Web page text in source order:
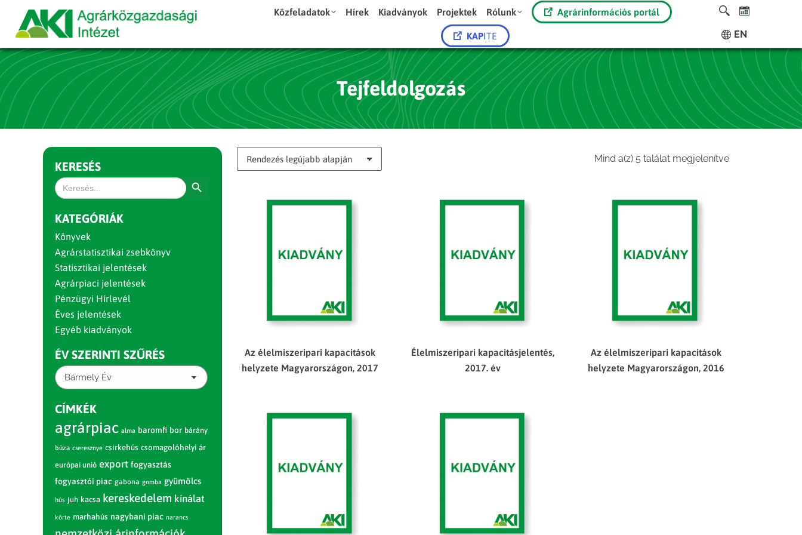
Közfeladatok Hírek Kiadványok Projektek Rólunk Agrárinformációs portál
KAPITE EN
Tejfeldolgozás
Mind a(z) 5 találat megjelenítveSorted
Az élelmiszeripari kapacitások
helyzete Magyarországon, 2017
Élelmiszeripari kapacitásjelentés,
2017. év
Az élelmiszeripari kapacitások
helyzete Magyarországon, 2016
KERESÉS
Search
for:
KATEGÓRIÁK
Könyvek
Agrárstatisztikai zsebkönyv
Statisztikai jelentések
Agrárpiaci jelentések
Pénzügyi Hírlevél
Éves jelentések
Egyéb kiadványok
ÉV SZERINTI SZŰRÉS
Bármely Év
CÍMKÉK
agrárpiac alma baromfi bor bárány
búza cseresznye csirkehús csomagolóhelyi ár
európai unió export fogyasztás
fogyasztói piac gabona gomba gyümölcs
hús juh kacsa kereskedelem kínálat
körte marhahús nagybani piac narancs